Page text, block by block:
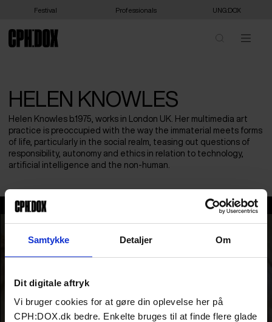
Samtykke Detaljer Om
Dit digitale aftryk
Vi bruger cookies for at gøre din oplevelse her på
CPH:DOX.dk bedre. Enkelte bruges til at finde flere glade
Festival Professionals UNG:DOX
HELEN KNOWLES
Helen Knowles b.1975, works in London UK. Her multimedia art
practice is preoccupied with the way the immaterial meets forms
of life, particularly in the social realm, teasing out questions of
responsibility, autonomy and ethics in relation to technology,
artificial intelligence and the non-human.
Helen Knowles